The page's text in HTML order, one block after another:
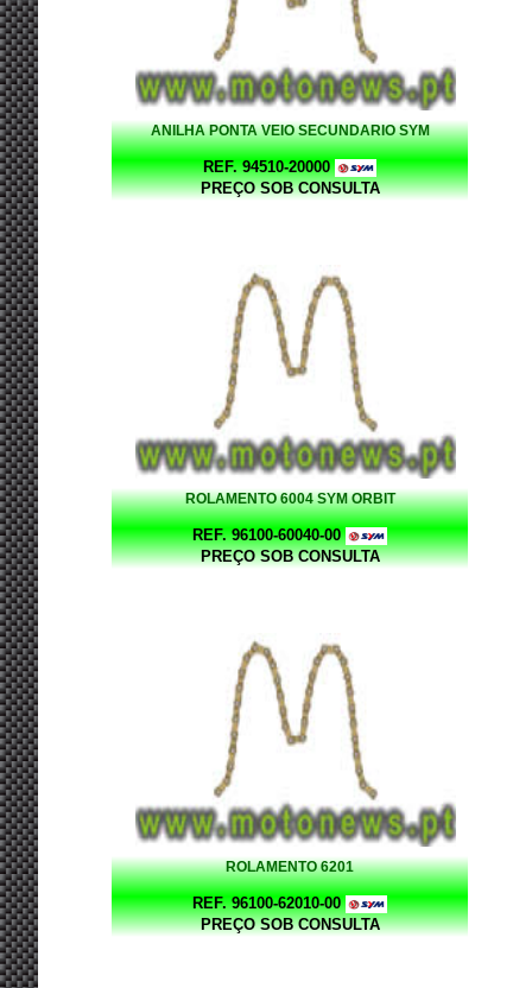
ANILHA PONTA VEIO SECUNDARIO SYM
REF. 94510-20000
PREÇO SOB CONSULTA
ROLAMENTO 6004 SYM ORBIT
REF. 96100-60040-00
PREÇO SOB CONSULTA
ROLAMENTO 6201
REF. 96100-62010-00
PREÇO SOB CONSULTA